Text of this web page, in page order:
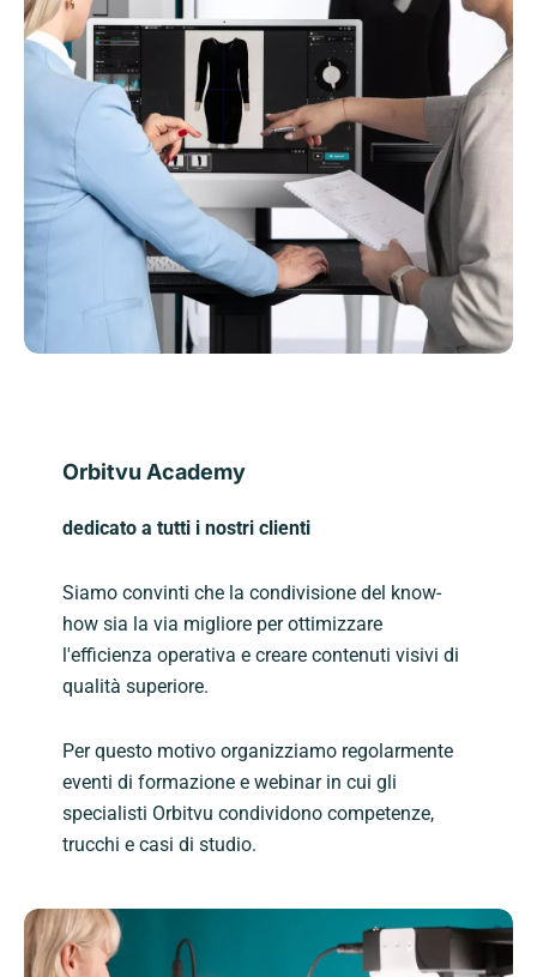
Orbitvu Academy
dedicato a tutti i nostri clienti
Siamo convinti che la condivisione del know-
how sia la via migliore per ottimizzare
l'efficienza operativa e creare contenuti visivi di
qualità superiore.
Per questo motivo organizziamo regolarmente
eventi di formazione e webinar in cui gli
specialisti Orbitvu condividono competenze,
trucchi e casi di studio.